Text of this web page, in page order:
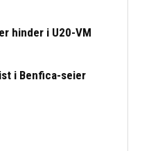
hinder i U20-VM
i Benfica-seier